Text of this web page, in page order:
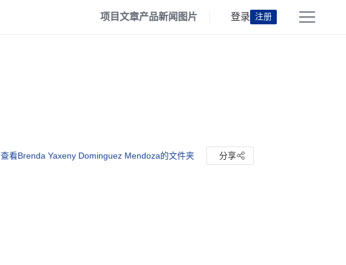
项目文章产品新闻 图片 登录 注册
查看Brenda Yaxeny Dominguez Mendoza的文件夹 分享